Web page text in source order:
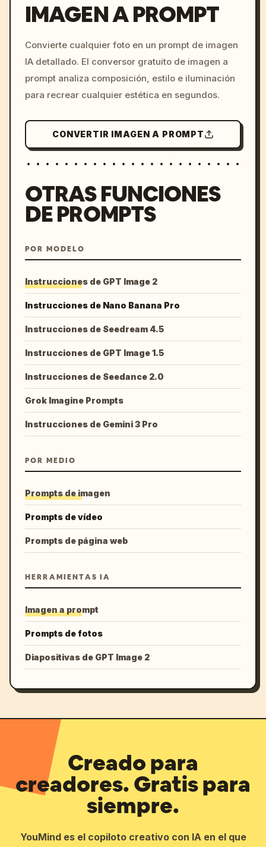
c, cyberpunk sunset, neon
colors, 8k --v 6.0
IMAGEN A PROMPT
Convierte cualquier foto en un prompt de imagen
IA detallado. El conversor gratuito de imagen a
prompt analiza composición, estilo e iluminación
para recrear cualquier estética en segundos.
CONVERTIR IMAGEN A PROMPT
OTRAS FUNCIONES
DE PROMPTS
POR MODELO
Instrucciones de GPT Image 2
Instrucciones de Nano Banana Pro
Instrucciones de Seedream 4.5
Instrucciones de GPT Image 1.5
Instrucciones de Seedance 2.0
Grok Imagine Prompts
Instrucciones de Gemini 3 Pro
POR MEDIO
Prompts de imagen
Prompts de vídeo
Prompts de página web
HERRAMIENTAS IA
Imagen a prompt
Prompts de fotos
Diapositivas de GPT Image 2
Creado para
creadores. Gratis para
siempre.
YouMind es el copiloto creativo con IA en el que